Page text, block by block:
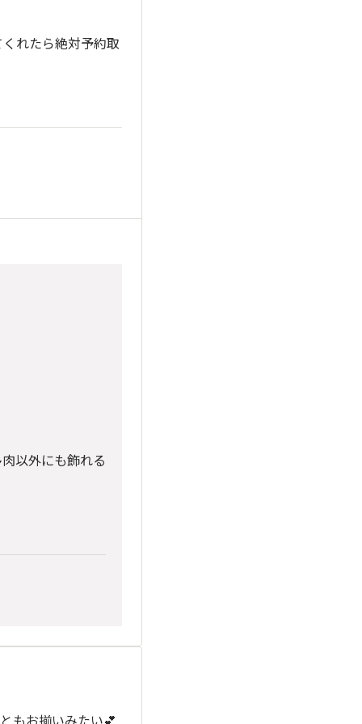
れたら絶対予約取
以外にも飾れる